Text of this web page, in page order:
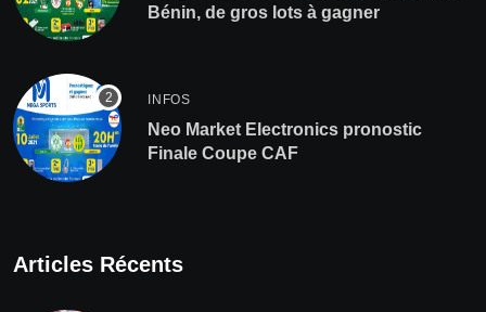
Bénin, de gros lots à gagner
INFOS
Neo Market Electronics pronostic
Finale Coupe CAF
Articles Récents